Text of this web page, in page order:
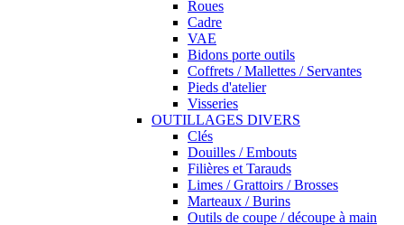
Roues
Cadre
VAE
Bidons porte outils
Coffrets / Mallettes / Servantes
Pieds d'atelier
Visseries
OUTILLAGES DIVERS
Clés
Douilles / Embouts
Filières et Tarauds
Limes / Grattoirs / Brosses
Marteaux / Burins
Outils de coupe / découpe à main